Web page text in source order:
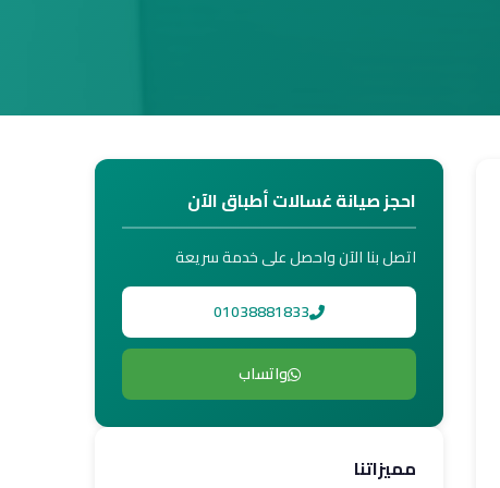
احجز صيانة غسالات أطباق الآن
اتصل بنا الآن واحصل على خدمة سريعة
01038881833
واتساب
مميزاتنا